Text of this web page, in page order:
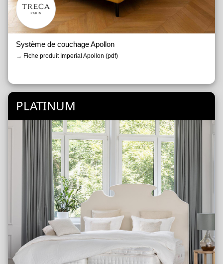
Système de couchage Apollon
→ Fiche produit Imperial Apollon (pdf)
PLATINUM